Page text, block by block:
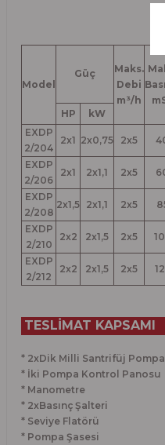
Model
Güç
Maks.
Debi
m³/h
HP
kW
EXDP
2/204
2x1 2x0,75 2x5
EXDP
2/206
2x1 2x1,1 2x5
EXDP
2/208
2x1,5 2x1,1 2x5
EXDP
2/210
2x2 2x1,5 2x5
EXDP
2/212
2x2 2x1,5 2x5
TESLİMAT KAPSAMI
* 2xDik Milli Santrifüj Pompa
* İki Pompa Kontrol Panosu
* Manometre
* 2xBasınç Şalteri
* Seviye Flatörü
* Pompa Şasesi